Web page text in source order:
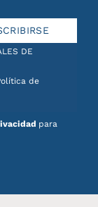
DE
de
para